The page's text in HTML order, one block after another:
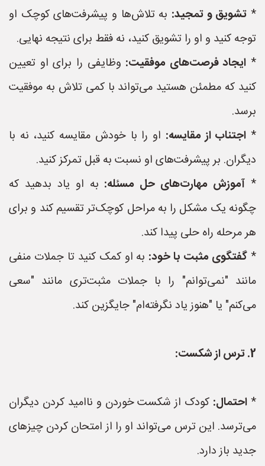
* تشویق و تمجید: به تلاش‌ها و پیشرفت‌های کوچک او
توجه کنید و او را تشویق کنید، نه فقط برای نتیجه نهایی.
* ایجاد فرصت‌های موفقیت: وظایفی را برای او تعیین
کنید که مطمئن هستید می‌تواند با کمی تلاش به موفقیت
برسد.
* اجتناب از مقایسه: او را با خودش مقایسه کنید، نه با
دیگران. بر پیشرفت‌های او نسبت به قبل تمرکز کنید.
* آموزش مهارت‌های حل مسئله: به او یاد بدهید که
چگونه یک مشکل را به مراحل کوچک‌تر تقسیم کند و برای
هر مرحله راه حلی پیدا کند.
* گفتگوی مثبت با خود: به او کمک کنید تا جملات منفی
مانند "نمی‌توانم" را با جملات مثبت‌تری مانند "سعی
می‌کنم" یا "هنوز یاد نگرفته‌ام" جایگزین کند.
2. ترس از شکست:
* احتمال: کودک از شکست خوردن و ناامید کردن دیگران
می‌ترسد. این ترس می‌تواند او را از امتحان کردن چیزهای
جدید باز دارد.